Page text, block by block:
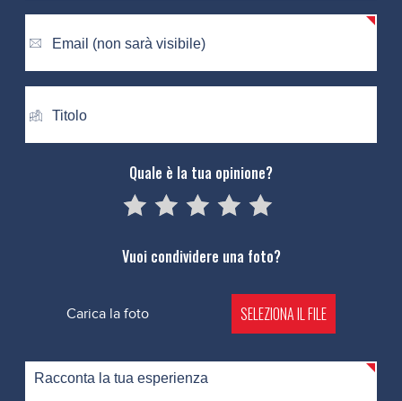
Quale è la tua opinione?
45
4
35
3
25
2
15
05
Vuoi condividere una foto?
Carica la foto SELEZIONA IL FILE